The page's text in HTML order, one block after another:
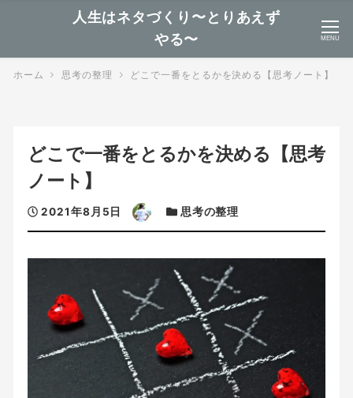
人生はネタづくり〜とりあえず
やる〜
MENU
ホーム 思考の整理 どこで一番をとるかを決める【思考ノート】
どこで一番をとるかを決める【思考
ノート】
投
稿
日
2021年8月5日
著
者
カ
テ
ゴ
リ
思考の整理